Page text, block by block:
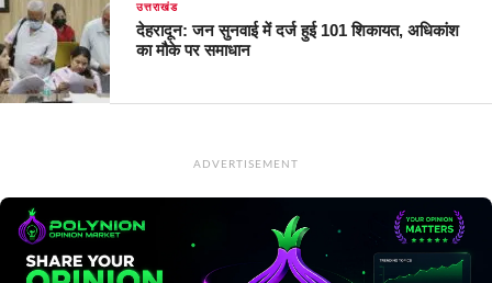
उत्तराखंड
देहरादून: जन सुनवाई में दर्ज हुई 101 शिकायत, अधिकांश
का मौके पर समाधान
ADVERTISEMENT